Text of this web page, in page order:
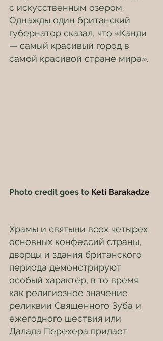
с искусственным озером.
Однажды один британский
губернатор сказал, что «Канди
— самый красивый город в
самой красивой стране мира».
Photo credit goes to Keti Barakadze
Храмы и святыни всех четырех
основных конфессий страны,
дворцы и здания британского
периода демонстрируют
особый характер, в то время
как религиозное значение
реликвии Священного Зуба и
ежегодного шествия или
Далада Перехера придает